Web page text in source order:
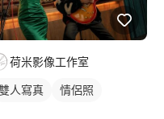
荷米影像工作室
人寫真 情侶照